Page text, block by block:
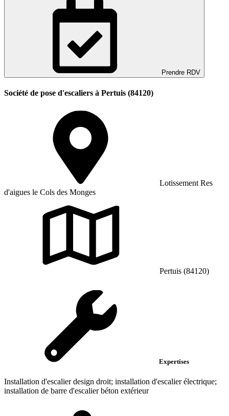
Prendre RDV
Société de pose d'escaliers à Pertuis (84120)
Lotissement Res
d'aigues le Cols des Monges
Pertuis (84120)
Expertises
Installation d'escalier design droit; installation d'escalier électrique;
installation de barre d'escalier béton extérieur